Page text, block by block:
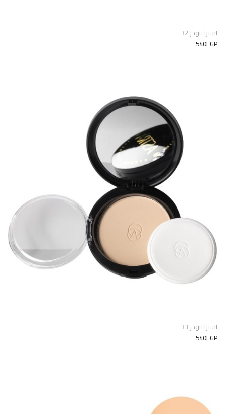
استرا باودر 32
540EGP
استرا باودر 33
540EGP